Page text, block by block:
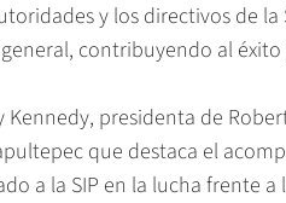
y los directivos de
contribuyendo al
Kennedy, presidenta de
que destaca el
a la SIP en la lucha frente